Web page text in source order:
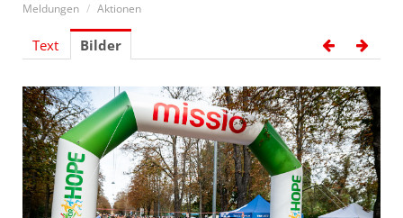
Meldungen
Events
Österreich
Welt
Aktionen
Jugend
Meldungen / Aktionen
Text Bilder